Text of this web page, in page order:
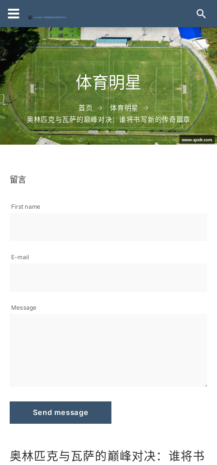
体育明星
首页
体育明星
奥林匹克与瓦萨的巅峰对决：谁将书写新的传奇篇章
留言
First name
E-mail
Message
Send message
奥林匹克与瓦萨的巅峰对决：谁将书